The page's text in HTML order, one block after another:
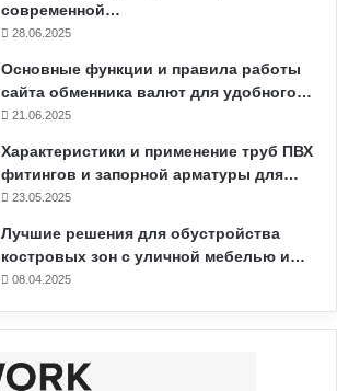
современной…
28.06.2025
Основные функции и правила работы
сайта обменника валют для удобного…
21.06.2025
Характеристики и применение труб ПВХ
фитингов и запорной арматуры для…
23.05.2025
Лучшие решения для обустройства
костровых зон с уличной мебелью и…
08.04.2025